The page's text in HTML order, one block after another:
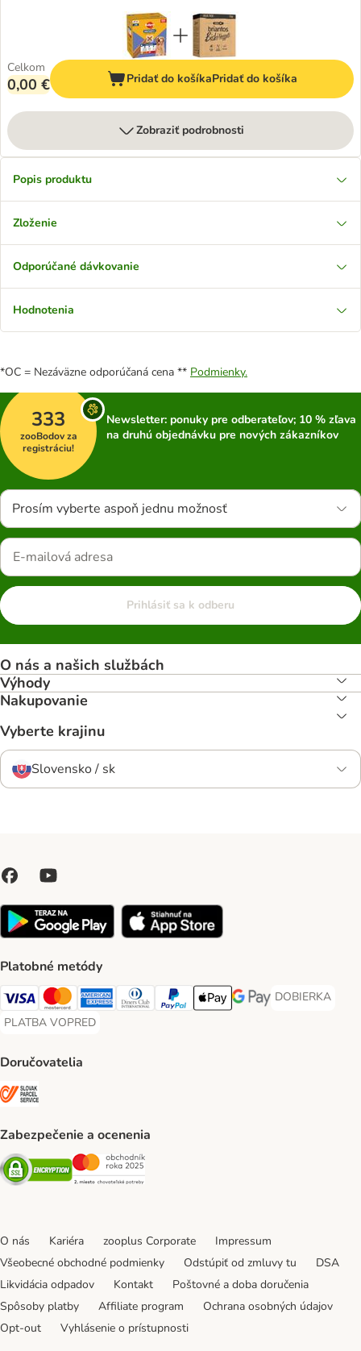
Celkom
0,00 € Pridať do košíkaPridať do košíka
Zobraziť podrobnosti
Popis produktu
Zloženie
Odporúčané dávkovanie
Hodnotenia
*OC = Nezáväzne odporúčaná cena ** Podmienky.
333
zooBodov za
registráciu!
Newsletter: ponuky pre odberateľov; 10 % zľava
na druhú objednávku pre nových zákazníkov
Prosím vyberte aspoň jednu možnosť
Prihlásiť sa k odberu
O nás a našich službách
Výhody
Nakupovanie
Vyberte krajinu
Slovensko / sk
Platobné metódy
Visa Payment Method
Mastercard Payment Method
American Express Payment Method
Diners Club Payment Method
PayPal Payment Method
Apple Pay Payment Method
Google Pay Payment
DOBIERKA
DOBIERKA
PLATBA VOPRED
PLATBA VOPRED Payment Method
Doručovatelia
Zabezpečenie a ocenenia
Security Security
O nás Kariéra zooplus Corporate
Impressum
Všeobecné obchodné podmienky
Odstúpiť od zmluvy tu
DSA
Likvidácia odpadov
Kontakt
Poštovné a doba doručenia
Spôsoby platby
Affiliate program
Ochrana osobných údajov
Opt-out
Vyhlásenie o prístupnosti